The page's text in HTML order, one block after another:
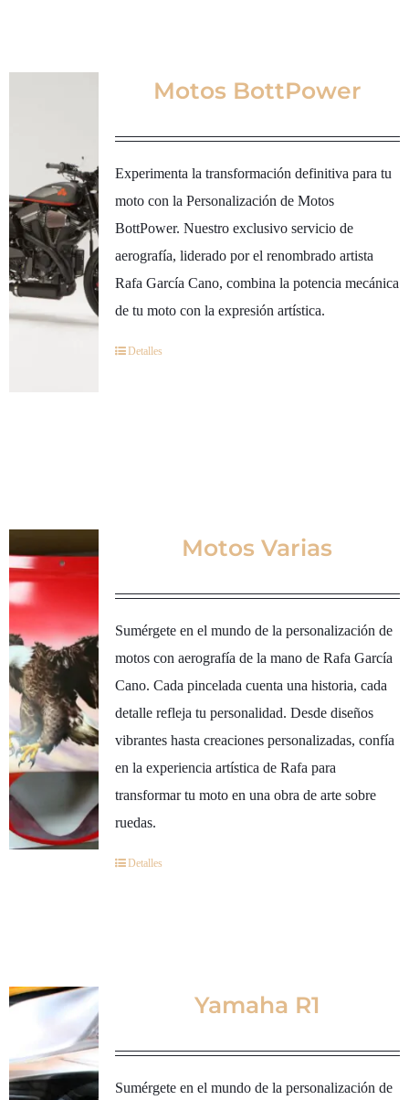
Motos BottPower
Experimenta la transformación definitiva para tu
moto con la Personalización de Motos
BottPower. Nuestro exclusivo servicio de
aerografía, liderado por el renombrado artista
Rafa García Cano, combina la potencia mecánica
de tu moto con la expresión artística.
Detalles
Motos Varias
Sumérgete en el mundo de la personalización de
motos con aerografía de la mano de Rafa García
Cano. Cada pincelada cuenta una historia, cada
detalle refleja tu personalidad. Desde diseños
vibrantes hasta creaciones personalizadas, confía
en la experiencia artística de Rafa para
transformar tu moto en una obra de arte sobre
ruedas.
Detalles
Yamaha R1
Sumérgete en el mundo de la personalización de